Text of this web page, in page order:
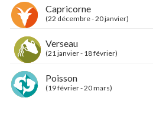
Capricorne
(22 décembre - 20 janvier)
Verseau
(21 janvier - 18 février)
Poisson
(19 février - 20 mars)